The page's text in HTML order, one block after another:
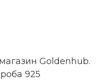
Goldenhub.
925